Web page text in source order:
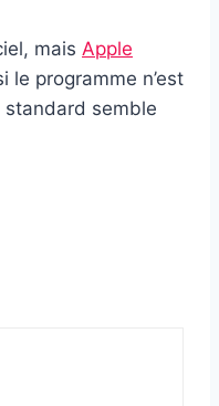
mais Apple
le programme n’est
semble